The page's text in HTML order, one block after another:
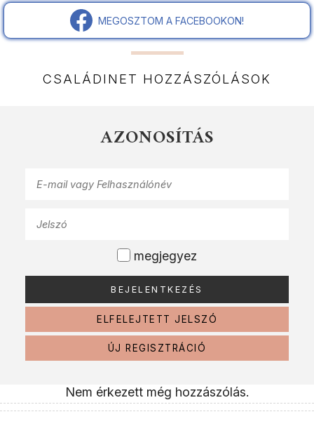
MEGOSZTOM A FACEBOOKON!
CSALÁDINET HOZZÁSZÓLÁSOK
AZONOSÍTÁS
megjegyez
ELFELEJTETT JELSZÓ
ÚJ REGISZTRÁCIÓ
Nem érkezett még hozzászólás.